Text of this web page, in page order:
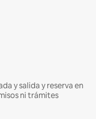
y salida y reserva en
ni trámites